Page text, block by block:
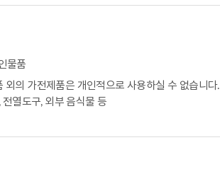
물품
의 가전제품은 개인적으로 사용하실 수 없습니다.
열도구, 외부 음식물 등